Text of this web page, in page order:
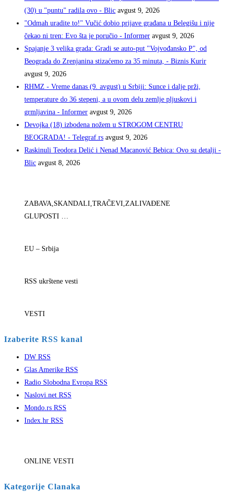
(30) u "puntu" radila ovo - Blic avgust 9, 2026
"Odmah uradite to!" Vučić dobio prijave građana u Belegišu i nije
čekao ni tren: Evo šta je poručio - Informer avgust 9, 2026
Spajanje 3 velika grada: Gradi se auto-put "Vojvođansko P", od
Beograda do Zrenjanina stizaćemo za 35 minuta, - Biznis Kurir
avgust 9, 2026
RHMZ - Vreme danas (9. avgust) u Srbiji: Sunce i dalje prži,
temperature do 36 stepeni, a u ovom delu zemlje pljuskovi i
grmljavina - Informer avgust 9, 2026
Devojka (18) izbodena nožem u STROGOM CENTRU
BEOGRADA! - Telegraf.rs avgust 9, 2026
Raskinuli Teodora Delić i Nenad Macanović Bebica: Ovo su detalji -
Blic avgust 8, 2026
ZABAVA,SKANDALI,TRAČEVI,ZALIVAĐENE
GLUPOSTI …
EU – Srbija
RSS ukrštene vesti
VESTI
Izaberite RSS kanal
DW RSS
Glas Amerike RSS
Radio Slobodna Evropa RSS
Naslovi.net RSS
Mondo.rs RSS
Index.hr RSS
ONLINE VESTI
Kategorije Clanaka